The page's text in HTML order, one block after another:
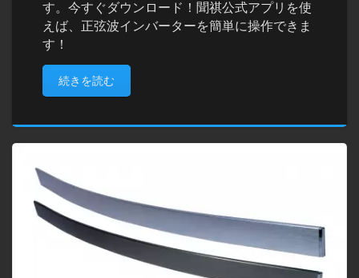
す。今すぐダウンロード！聞祺公式アプリを使
えば、正弦波インバーターを簡単に操作できま
す！
続きを読む